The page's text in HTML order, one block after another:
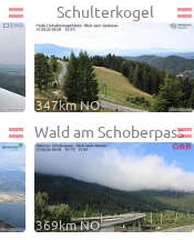
Schulterkogel
347km NO
Wald am Schoberpass
369km NO